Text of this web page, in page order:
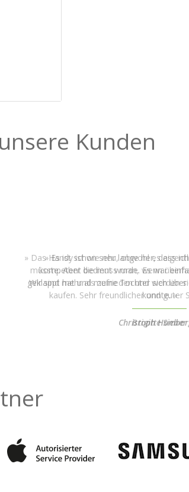
Kunden
Das Handy ist wie neu, obwohl es
müsste. Aber die muss man, wenn
Wir sind mehr als zufrieden und werden
kaufen. Sehr freundlicher und guter
Brigitte Sieber